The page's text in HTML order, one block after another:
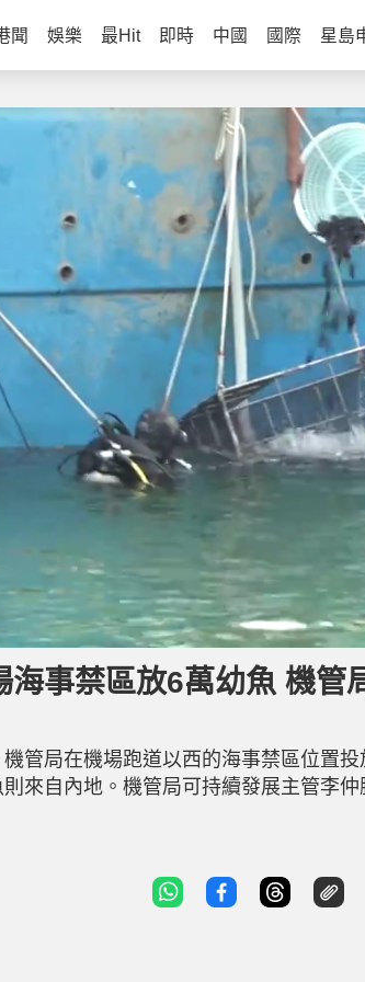
聞 娛樂 最Hit 即時 中國 國際 星島
海事禁區放6萬幼魚 機管
機管局在機場跑道以西的海事禁區位置
來自內地。機管局可持續發展主管李
包括在有關水域累計放置600個人工魚礁
特性，令幼魚能安全繁洐，目標是提升